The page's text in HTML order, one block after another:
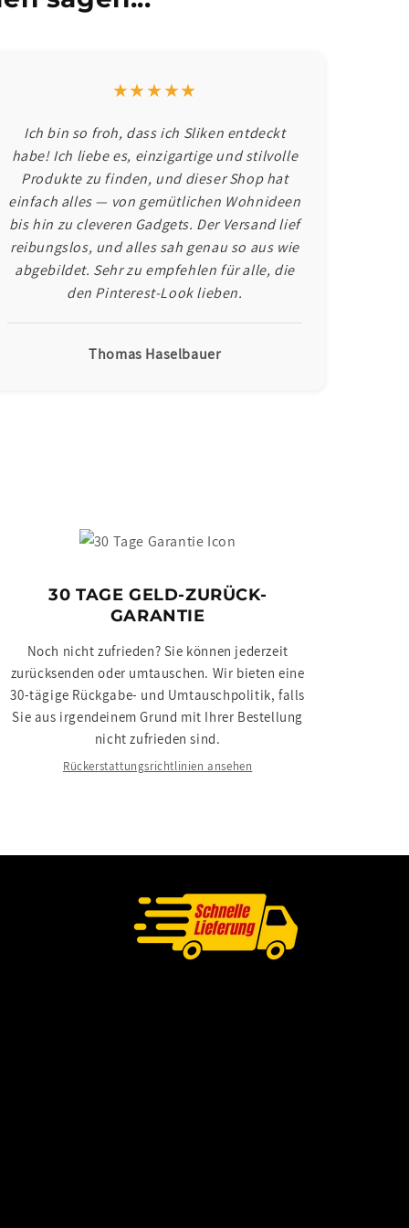
★★★★★
Ich bin so froh, dass ich Sliken entdeckt
habe! Ich liebe es, einzigartige und stilvolle
Produkte zu finden, und dieser Shop hat
einfach alles — von gemütlichen Wohnideen
bis hin zu cleveren Gadgets. Der Versand lief
reibungslos, und alles sah genau so aus wie
abgebildet. Sehr zu empfehlen für alle, die
den Pinterest-Look lieben.
Thomas Haselbauer
30 TAGE GELD-ZURÜCK-
GARANTIE
Noch nicht zufrieden? Sie können jederzeit
zurücksenden oder umtauschen. Wir bieten eine
30-tägige Rückgabe- und Umtauschpolitik, falls
Sie aus irgendeinem Grund mit Ihrer Bestellung
nicht zufrieden sind.
Rückerstattungsrichtlinien ansehen